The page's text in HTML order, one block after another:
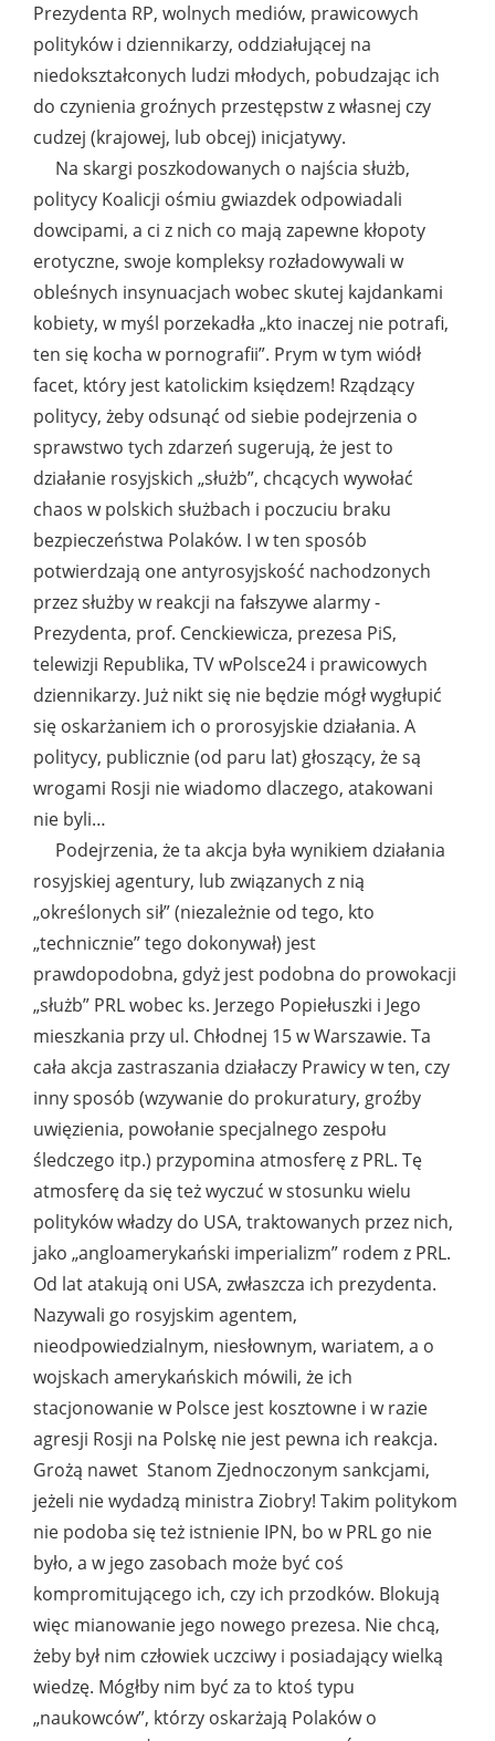
Prezydenta RP, wolnych mediów, prawicowych
polityków i dziennikarzy, oddziałującej na
niedokształconych ludzi młodych, pobudzając ich
do czynienia groźnych przestępstw z własnej czy
cudzej (krajowej, lub obcej) inicjatywy.
Na skargi poszkodowanych o najścia służb,
politycy Koalicji ośmiu gwiazdek odpowiadali
dowcipami, a ci z nich co mają zapewne kłopoty
erotyczne, swoje kompleksy rozładowywali w
obleśnych insynuacjach wobec skutej kajdankami
kobiety, w myśl porzekadła „kto inaczej nie potrafi,
ten się kocha w pornografii”. Prym w tym wiódł
facet, który jest katolickim księdzem! Rządzący
politycy, żeby odsunąć od siebie podejrzenia o
sprawstwo tych zdarzeń sugerują, że jest to
działanie rosyjskich „służb”, chcących wywołać
chaos w polskich służbach i poczuciu braku
bezpieczeństwa Polaków. I w ten sposób
potwierdzają one antyrosyjskość nachodzonych
przez służby w reakcji na fałszywe alarmy -
Prezydenta, prof. Cenckiewicza, prezesa PiS,
telewizji Republika, TV wPolsce24 i prawicowych
dziennikarzy. Już nikt się nie będzie mógł wygłupić
się oskarżaniem ich o prorosyjskie działania. A
politycy, publicznie (od paru lat) głoszący, że są
wrogami Rosji nie wiadomo dlaczego, atakowani
nie byli…
Podejrzenia, że ta akcja była wynikiem działania
rosyjskiej agentury, lub związanych z nią
„określonych sił” (niezależnie od tego, kto
„technicznie” tego dokonywał) jest
prawdopodobna, gdyż jest podobna do prowokacji
„służb” PRL wobec ks. Jerzego Popiełuszki i Jego
mieszkania przy ul. Chłodnej 15 w Warszawie. Ta
cała akcja zastraszania działaczy Prawicy w ten, czy
inny sposób (wzywanie do prokuratury, groźby
uwięzienia, powołanie specjalnego zespołu
śledczego itp.) przypomina atmosferę z PRL. Tę
atmosferę da się też wyczuć w stosunku wielu
polityków władzy do USA, traktowanych przez nich,
jako „angloamerykański imperializm” rodem z PRL.
Od lat atakują oni USA, zwłaszcza ich prezydenta.
Nazywali go rosyjskim agentem,
nieodpowiedzialnym, niesłownym, wariatem, a o
wojskach amerykańskich mówili, że ich
stacjonowanie w Polsce jest kosztowne i w razie
agresji Rosji na Polskę nie jest pewna ich reakcja.
Grożą nawet Stanom Zjednoczonym sankcjami,
jeżeli nie wydadzą ministra Ziobry! Takim politykom
nie podoba się też istnienie IPN, bo w PRL go nie
było, a w jego zasobach może być coś
kompromitującego ich, czy ich przodków. Blokują
więc mianowanie jego nowego prezesa. Nie chcą,
żeby był nim człowiek uczciwy i posiadający wielką
wiedzę. Mógłby nim być za to ktoś typu
„naukowców”, którzy oskarżają Polaków o